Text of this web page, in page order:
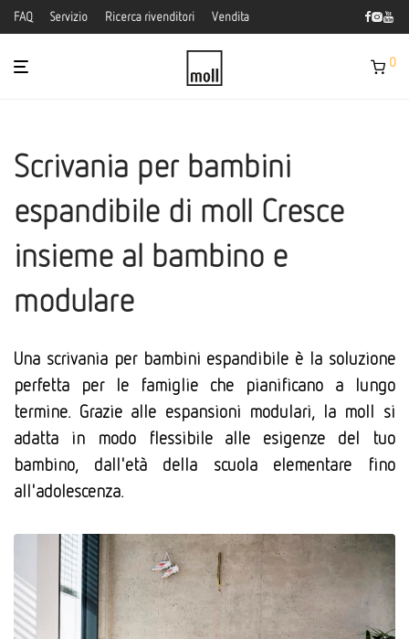
FAQ Servizio Ricerca rivenditori Vendita
0
Scrivania per bambini
espandibile di moll Cresce
insieme al bambino e
modulare
Una scrivania per bambini espandibile è la soluzione
perfetta per le famiglie che pianificano a lungo
termine. Grazie alle espansioni modulari, la moll si
adatta in modo flessibile alle esigenze del tuo
bambino, dall'età della scuola elementare fino
all'adolescenza.